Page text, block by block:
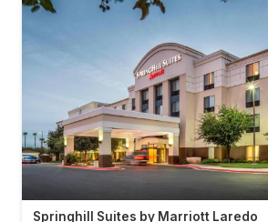
Springhill Suites by Marriott Laredo